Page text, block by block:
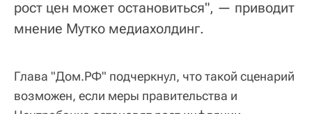
рост цен может остановиться", — приводит
мнение Мутко медиахолдинг.
Глава "Дом.РФ" подчеркнул, что такой сценарий
возможен, если меры правительства и